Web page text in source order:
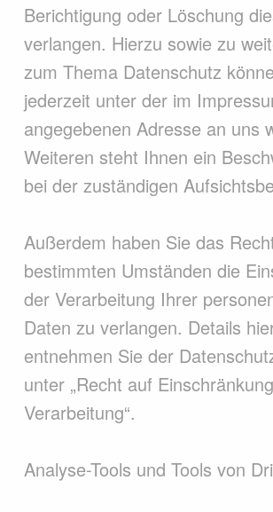
Berichtigung oder Löschung
verlangen. Hierzu sowie zu
zum Thema Datenschutz
jederzeit unter der im
angegebenen Adresse an uns
Weiteren steht Ihnen ein
bei der zuständigen
Außerdem haben Sie das
bestimmten Umständen die
der Verarbeitung Ihrer
Daten zu verlangen. Details
entnehmen Sie der
unter „Recht auf
Verarbeitung“.
Analyse-Tools und Tools von